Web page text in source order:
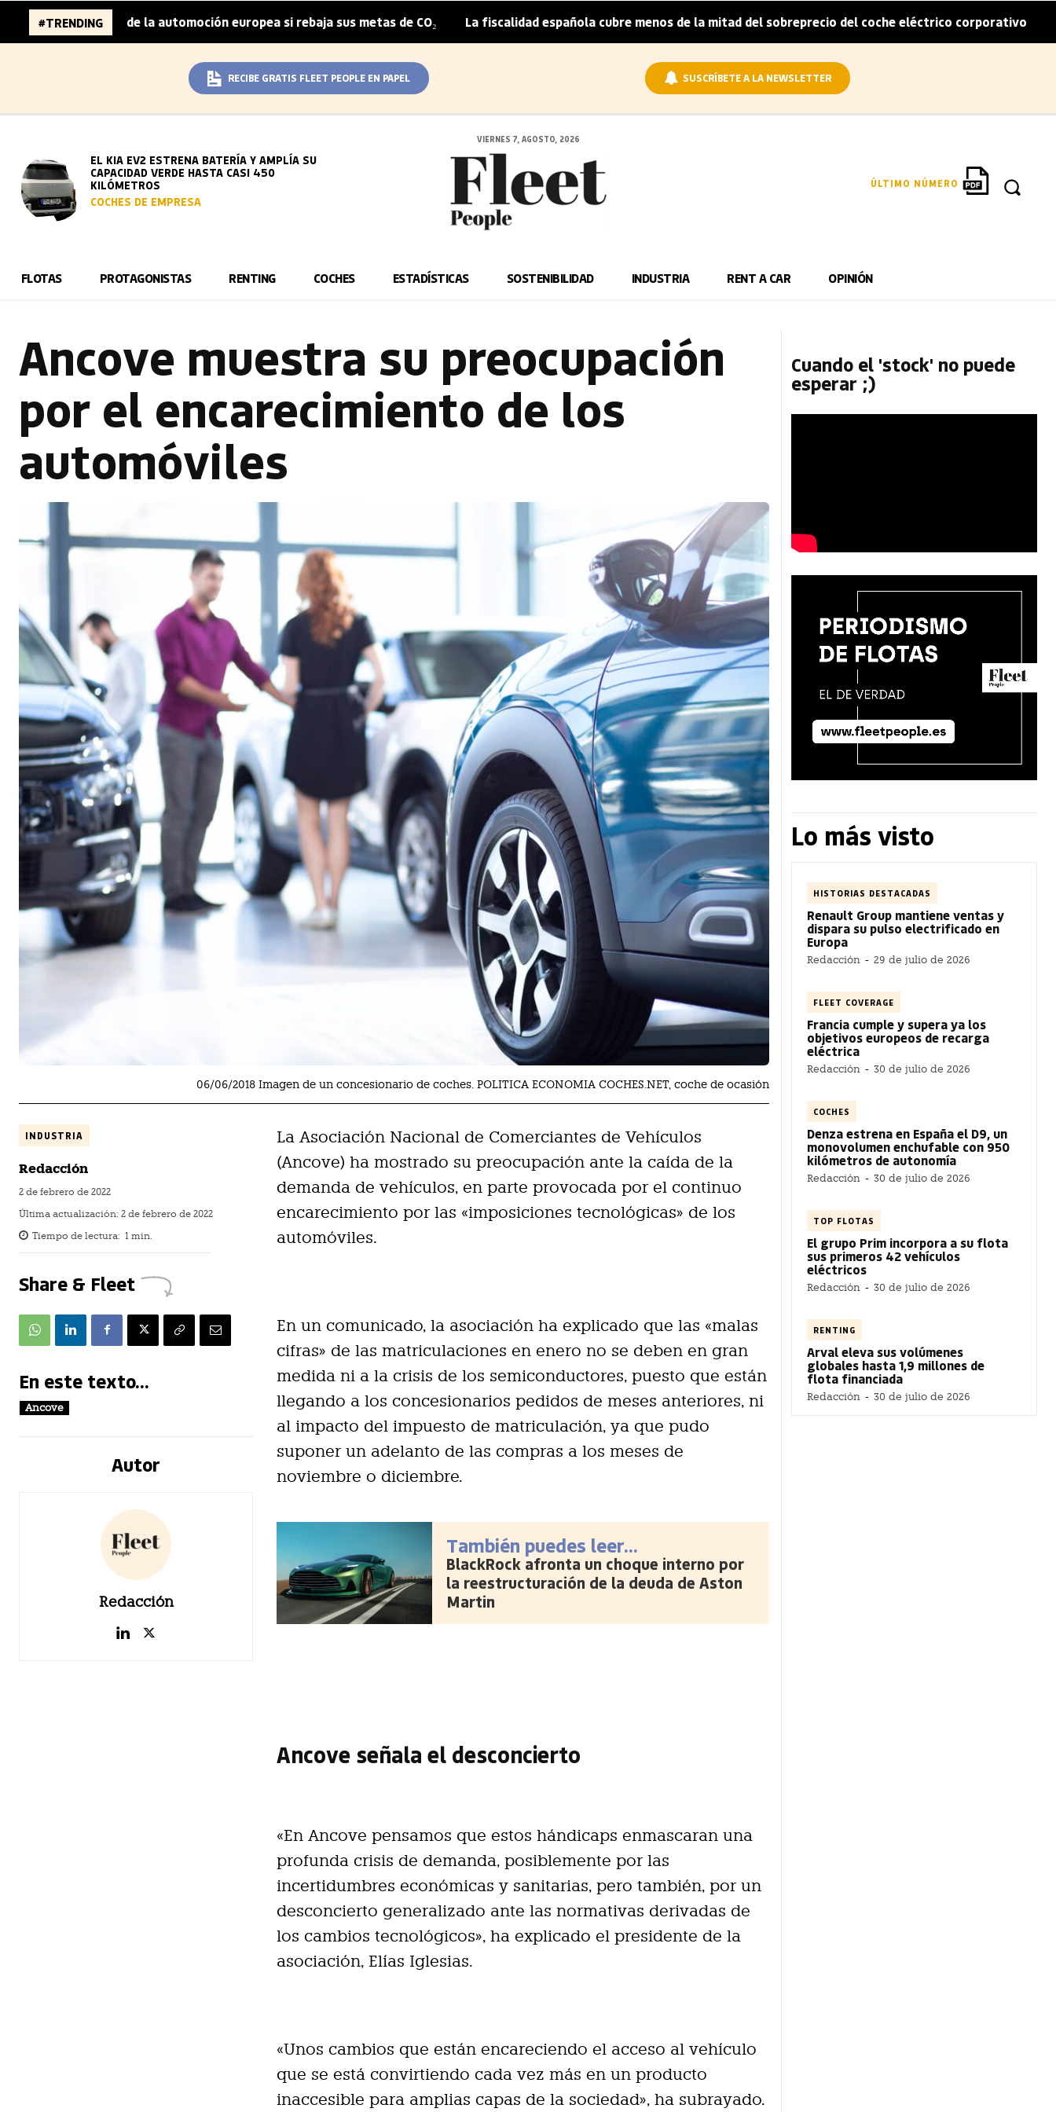
#TRENDING
de la automoción europea si rebaja sus metas de CO₂ | La fiscalidad española cubre menos de la mitad del sobreprecio del coche eléctrico corporativo | Arval
RECIBE GRATIS FLEET PEOPLE EN PAPEL SUSCRÍBETE A LA NEWSLETTER
EL KIA EV2 ESTRENA BATERÍA Y AMPLÍA SU
CAPACIDAD VERDE HASTA CASI 450
KILÓMETROS
COCHES DE EMPRESA
VIERNES 7, AGOSTO, 2026
ÚLTIMO NÚMERO
FLOTAS PROTAGONISTAS RENTING COCHES ESTADÍSTICAS SOSTENIBILIDAD INDUSTRIA RENT A CAR OPINIÓN
Ancove muestra su preocupación
por el encarecimiento de los
automóviles
06/06/2018 Imagen de un concesionario de coches. POLITICA ECONOMIA COCHES.NET, coche de ocasión
INDUSTRIA
Redacción
2 de febrero de 2022
Última actualización: 2 de febrero de 2022
Tiempo de lectura: 1 min.
Share & Fleet
En este texto...
Ancove
Autor
Redacción
La Asociación Nacional de Comerciantes de Vehículos
(Ancove) ha mostrado su preocupación ante la caída de la
demanda de vehículos, en parte provocada por el continuo
encarecimiento por las «imposiciones tecnológicas» de los
automóviles.
En un comunicado, la asociación ha explicado que las «malas
cifras» de las matriculaciones en enero no se deben en gran
medida ni a la crisis de los semiconductores, puesto que están
llegando a los concesionarios pedidos de meses anteriores, ni
al impacto del impuesto de matriculación, ya que pudo
suponer un adelanto de las compras a los meses de
noviembre o diciembre.
También puedes leer...
BlackRock afronta un choque interno por
la reestructuración de la deuda de Aston
Martin
Ancove señala el desconcierto
«En Ancove pensamos que estos hándicaps enmascaran una
profunda crisis de demanda, posiblemente por las
incertidumbres económicas y sanitarias, pero también, por un
desconcierto generalizado ante las normativas derivadas de
los cambios tecnológicos», ha explicado el presidente de la
asociación, Elías Iglesias.
«Unos cambios que están encareciendo el acceso al vehículo
que se está convirtiendo cada vez más en un producto
inaccesible para amplias capas de la sociedad», ha subrayado.
Cuando el 'stock' no puede
esperar ;)
Lo más visto
HISTORIAS DESTACADAS
Renault Group mantiene ventas y
dispara su pulso electrificado en
Europa
Redacción - 29 de julio de 2026
FLEET COVERAGE
Francia cumple y supera ya los
objetivos europeos de recarga
eléctrica
Redacción - 30 de julio de 2026
COCHES
Denza estrena en España el D9, un
monovolumen enchufable con 950
kilómetros de autonomía
Redacción - 30 de julio de 2026
TOP FLOTAS
El grupo Prim incorpora a su flota
sus primeros 42 vehículos
eléctricos
Redacción - 30 de julio de 2026
RENTING
Arval eleva sus volúmenes
globales hasta 1,9 millones de
flota financiada
Redacción - 30 de julio de 2026